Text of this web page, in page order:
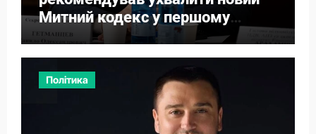
Митний кодекс у першому
читанні
Політика